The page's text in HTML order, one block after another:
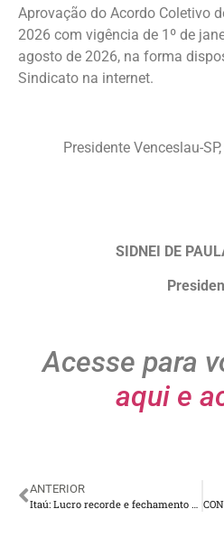
Aprovação do Acordo Coletivo
2026 com vigência de 1º de
agosto de 2026, na forma
Sindicato na internet.
Presidente Venceslau-
SIDNEI DE
Acesse para
aqui e
ANTERIOR
Itaú: Lucro recorde e fechamento de agências